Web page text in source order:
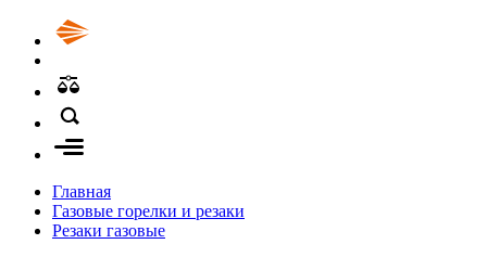
Главная
Газовые горелки и резаки
Резаки газовые